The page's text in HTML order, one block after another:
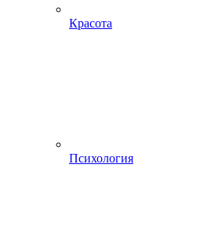
Красота
Психология